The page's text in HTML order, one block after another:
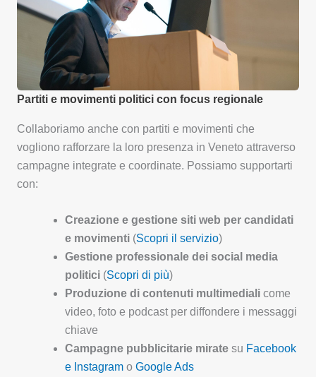
Partiti e movimenti politici con focus regionale
Collaboriamo anche con partiti e movimenti che
vogliono rafforzare la loro presenza in Veneto attraverso
campagne integrate e coordinate. Possiamo supportarti
con:
Creazione e gestione siti web per candidati
e movimenti (Scopri il servizio)
Gestione professionale dei social media
politici (Scopri di più)
Produzione di contenuti multimediali come
video, foto e podcast per diffondere i messaggi
chiave
Campagne pubblicitarie mirate su Facebook
e Instagram o Google Ads